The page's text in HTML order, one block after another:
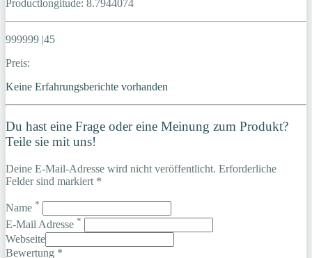
Productlongitude: 8.7944074
999999 |45
Preis:
Keine Erfahrungsberichte vorhanden
Du hast eine Frage oder eine Meinung zum Produkt?
Teile sie mit uns!
Deine E-Mail-Adresse wird nicht veröffentlicht. Erforderliche
Felder sind markiert *
Name *
E-Mail Adresse *
Webseite
Bewertung *